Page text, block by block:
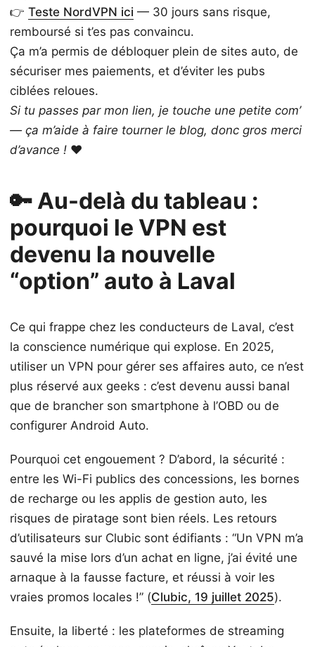
👉 Teste NordVPN ici — 30 jours sans risque,
remboursé si t’es pas convaincu.
Ça m’a permis de débloquer plein de sites auto, de
sécuriser mes paiements, et d’éviter les pubs
ciblées reloues.
Si tu passes par mon lien, je touche une petite com’
— ça m’aide à faire tourner le blog, donc gros merci
d’avance ! ❤️
🔑 Au-delà du tableau :
pourquoi le VPN est
devenu la nouvelle
“option” auto à Laval
Ce qui frappe chez les conducteurs de Laval, c’est
la conscience numérique qui explose. En 2025,
utiliser un VPN pour gérer ses affaires auto, ce n’est
plus réservé aux geeks : c’est devenu aussi banal
que de brancher son smartphone à l’OBD ou de
configurer Android Auto.
Pourquoi cet engouement ? D’abord, la sécurité :
entre les Wi-Fi publics des concessions, les bornes
de recharge ou les applis de gestion auto, les
risques de piratage sont bien réels. Les retours
d’utilisateurs sur Clubic sont édifiants : “Un VPN m’a
sauvé la mise lors d’un achat en ligne, j’ai évité une
arnaque à la fausse facture, et réussi à voir les
vraies promos locales !” (Clubic, 19 juillet 2025).
Ensuite, la liberté : les plateformes de streaming